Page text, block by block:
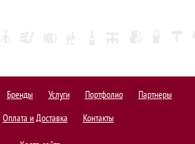
Бренды Услуги Портфолио Партнеры
Оплата и Доставка Контакты